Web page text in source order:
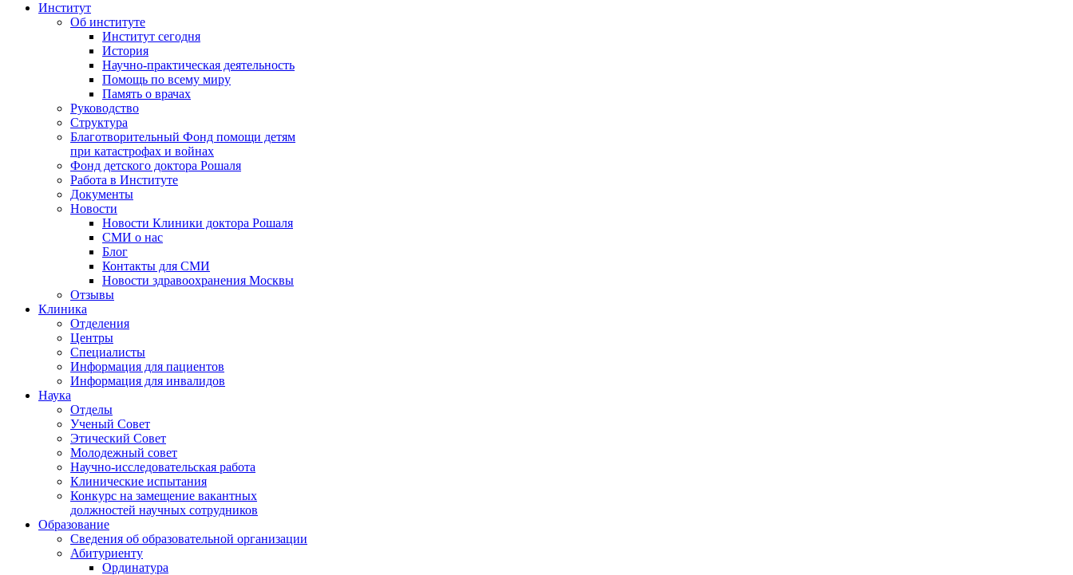
Институт
Об институте
Институт сегодня
История
Научно-практическая деятельность
Помощь по всему миру
Память о врачах
Руководство
Структура
Благотворительный Фонд помощи детям
при катастрофах и войнах
Фонд детского доктора Рошаля
Работа в Институте
Документы
Новости
Новости Клиники доктора Рошаля
СМИ о нас
Блог
Контакты для СМИ
Новости здравоохранения Москвы
Отзывы
Клиника
Отделения
Центры
Специалисты
Информация для пациентов
Информация для инвалидов
Наука
Отделы
Ученый Совет
Этический Совет
Молодежный совет
Научно-исследовательская работа
Клинические испытания
Конкурс на замещение вакантных
должностей научных сотрудников
Образование
Сведения об образовательной организации
Абитуриенту
Ординатура